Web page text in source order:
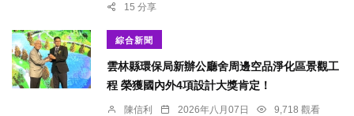
15 分享
綜合新聞
雲林縣環保局新辦公廳舍周邊空品淨化區景觀工
程 榮獲國內外4項設計大獎肯定！
陳信利 2026年八月07日
9,718 觀看